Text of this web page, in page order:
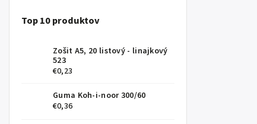
Top 10 produktov
Zošit A5, 20 listový - linajkový
523
€0,23
Guma Koh-i-noor 300/60
€0,36